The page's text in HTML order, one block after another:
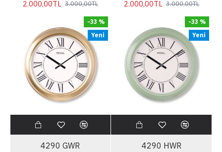
2.000,00TL 3.000,00TL 2.000,00TL 3.000,00TL
Yeni
-33 %
4290 GWR
Yeni
-33 %
4290 HWR